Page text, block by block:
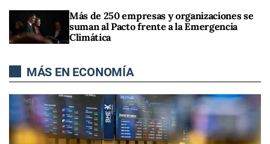
Más de 250 empresas y organizaciones se
suman al Pacto frente a la Emergencia
Climática
MÁS EN ECONOMÍA